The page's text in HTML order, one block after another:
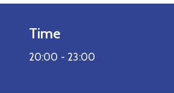
Time
20:00 - 23:00